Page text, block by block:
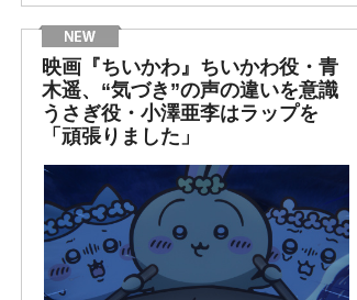
映画『ちいかわ』ちいかわ役・青
木遥、“気づき”の声の違いを意識
うさぎ役・小澤亜李はラップを
「頑張りました」